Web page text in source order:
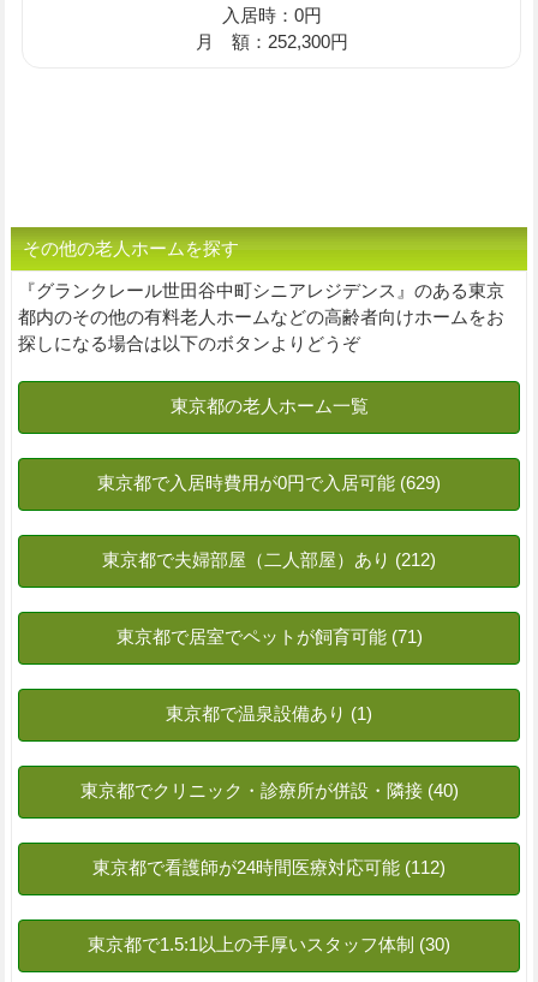
入居時：0円
月 額：252,300円
その他の老人ホームを探す
『グランクレール世田谷中町シニアレジデンス』のある東京
都内のその他の有料老人ホームなどの高齢者向けホームをお
探しになる場合は以下のボタンよりどうぞ